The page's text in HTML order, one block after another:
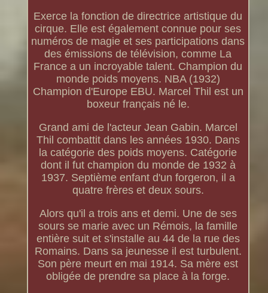
Exerce la fonction de directrice artistique du
cirque. Elle est également connue pour ses
numéros de magie et ses participations dans
des émissions de télévision, comme La
France a un incroyable talent. Champion du
monde poids moyens. NBA (1932)
Champion d'Europe EBU. Marcel Thil est un
boxeur français né le.
Grand ami de l'acteur Jean Gabin. Marcel
Thil combattit dans les années 1930. Dans
la catégorie des poids moyens. Catégorie
dont il fut champion du monde de 1932 à
1937. Septième enfant d'un forgeron, il a
quatre frères et deux sours.
Alors qu'il a trois ans et demi. Une de ses
sours se marie avec un Rémois, la famille
entière suit et s'installe au 44 de la rue des
Romains. Dans sa jeunesse il est turbulent.
Son père meurt en mai 1914. Sa mère est
obligée de prendre sa place à la forge.